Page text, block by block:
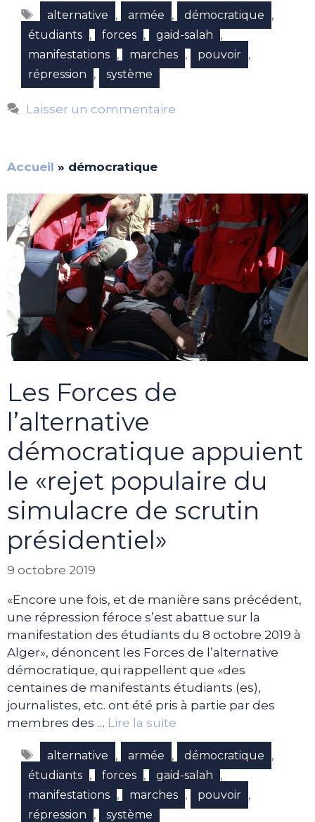
Étiquettes
alternative , armée , démocratique ,
étudiants , forces , gaid-salah ,
manifestations , marches , pouvoir ,
répression , système
Laisser un commentaire
Accueil » démocratique
Les Forces de
l’alternative
démocratique appuient
le «rejet populaire du
simulacre de scrutin
présidentiel»
9 octobre 2019
«Encore une fois, et de manière sans précédent,
une répression féroce s’est abattue sur la
manifestation des étudiants du 8 octobre 2019 à
Alger», dénoncent les Forces de l’alternative
démocratique, qui rappellent que «des
centaines de manifestants étudiants (es),
journalistes, etc. ont été pris à partie par des
membres des … Lire la suite
Étiquettes
alternative , armée , démocratique ,
étudiants , forces , gaid-salah ,
manifestations , marches , pouvoir ,
répression , système